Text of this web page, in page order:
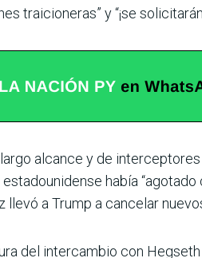
traicioneras” y “¡se
alcance y de
había
a Trump a cancelar
del intercambio con Hegseth